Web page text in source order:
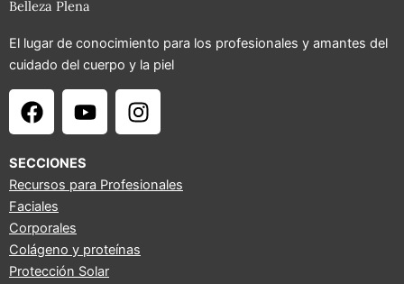
Belleza Plena
El lugar de conocimiento para los profesionales y amantes del
cuidado del cuerpo y la piel
F
a
e
b
o
o
k
Y
o
t
u
I
n
a
a
SECCIONES
Recursos para Profesionales
Faciales
Corporales
Colágeno y proteínas
Protección Solar